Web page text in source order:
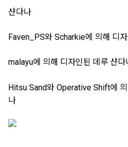
샨다나
Faven_PS와 Scharkie에 의해 디
malayu에 의해 디자인된 데루 샨다
Hitsu Sand와 Operative Shift에
나